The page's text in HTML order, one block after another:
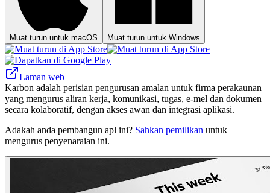
Muat turun untuk macOS Muat turun untuk Windows
Laman web
Karbon adalah perisian pengurusan amalan untuk firma perakaunan
yang mengurus aliran kerja, komunikasi, tugas, e-mel dan dokumen
secara kolaboratif, dengan akses awan dan integrasi aplikasi.
Adakah anda pembangun apl ini? Sahkan pemilikan untuk
mengurus penyenaraian ini.